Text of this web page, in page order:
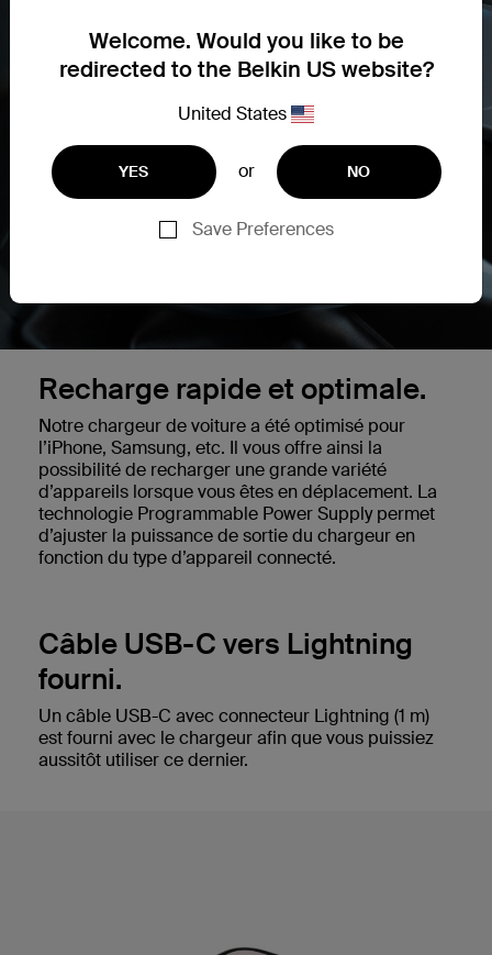
Welcome. Would you like to be
redirected to the Belkin US website?
United States
YES or NO
Save Preferences
Recharge rapide et optimale.
Notre chargeur de voiture a été optimisé pour
l’iPhone, Samsung, etc. Il vous offre ainsi la
possibilité de recharger une grande variété
d’appareils lorsque vous êtes en déplacement. La
technologie Programmable Power Supply permet
d’ajuster la puissance de sortie du chargeur en
fonction du type d’appareil connecté.
Câble USB-C vers Lightning
fourni.
Un câble USB-C avec connecteur Lightning (1 m)
est fourni avec le chargeur afin que vous puissiez
aussitôt utiliser ce dernier.